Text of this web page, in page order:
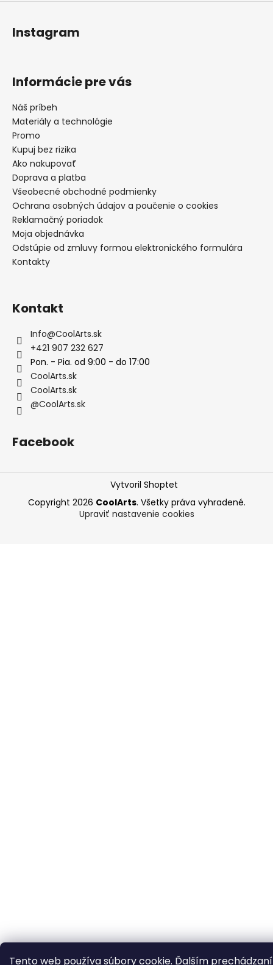
Tento web používa súbory cookie. Ďalším
Instagram
Informácie pre vás
Náš príbeh
Materiály a technológie
Promo
Kupuj bez rizika
Ako nakupovať
Doprava a platba
Všeobecné obchodné podmienky
Ochrana osobných údajov a poučenie o cookies
Reklamačný poriadok
Moja objednávka
Odstúpie od zmluvy formou elektronického formulára
Kontakty
Kontakt
Info@CoolArts.sk
+421 907 232 627
Pon. - Pia. od 9:00 - do 17:00
CoolArts.sk
CoolArts.sk
@CoolArts.sk
Facebook
Vytvoril Shoptet
Copyright 2026 CoolArts. Všetky práva vyhradené.
Upraviť nastavenie cookies